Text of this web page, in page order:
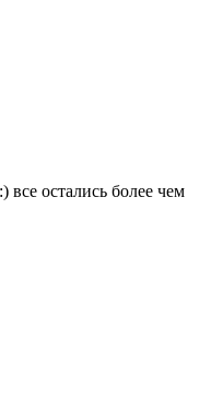
остались более чем